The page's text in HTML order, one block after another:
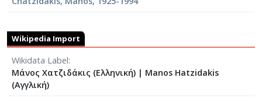
Wikipedia Import
Wikidata Label
Μάνος Χατζιδάκις (Ελληνική) | Manos Hatzidakis
(Αγγλική)